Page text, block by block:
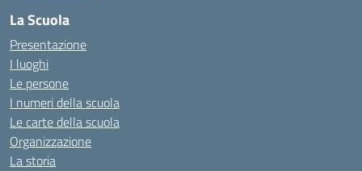
La Scuola
Presentazione
I luoghi
Le persone
I numeri della scuola
Le carte della scuola
Organizzazione
La storia